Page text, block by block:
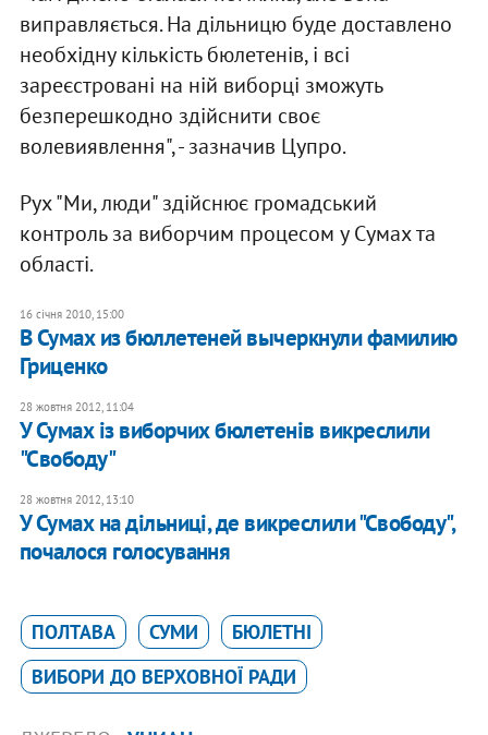
виправляється. На дільницю буде доставлено
необхідну кількість бюлетенів, і всі
зареєстровані на ній виборці зможуть
безперешкодно здійснити своє
волевиявлення", - зазначив Цупро.
Рух "Ми, люди" здійснює громадський
контроль за виборчим процесом у Сумах та
області.
16 січня 2010, 15:00
В Сумах из бюллетеней вычеркнули фамилию
Гриценко
28 жовтня 2012, 11:04
У Сумах із виборчих бюлетенів викреслили
"Свободу"
28 жовтня 2012, 13:10
У Сумах на дільниці, де викреслили "Свободу",
почалося голосування
ПОЛТАВА СУМИ
БЮЛЕТНІ
ВИБОРИ ДО ВЕРХОВНОЇ РАДИ